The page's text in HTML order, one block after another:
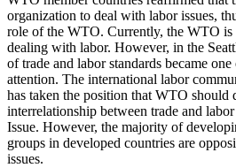
organization to deal with labor issues,
role of the WTO. Currently, the WTO is
dealing with labor. However, in the
of trade and labor standards became
attention. The international labor
has taken the position that WTO should
interrelationship between trade and
Issue. However, the majority of
groups in developed countries are
issues.